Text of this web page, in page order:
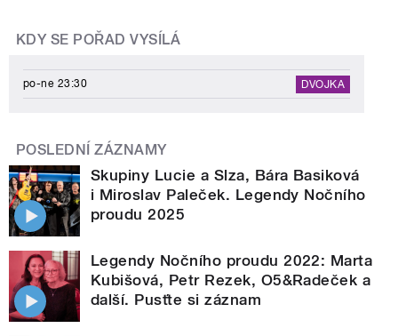
KDY SE POŘAD VYSÍLÁ
po-ne 23:30 DVOJKA
POSLEDNÍ ZÁZNAMY
Skupiny Lucie a Slza, Bára Basiková
i Miroslav Paleček. Legendy Nočního
proudu 2025
Legendy Nočního proudu 2022: Marta
Kubišová, Petr Rezek, O5&Radeček a
další. Pusťte si záznam